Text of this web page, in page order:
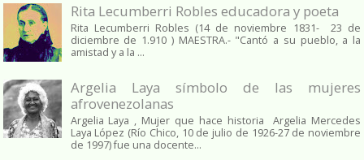
Rita Lecumberri Robles educadora y poeta
Rita Lecumberri Robles (14 de noviembre 1831- 23 de
diciembre de 1.910 ) MAESTRA.- "Cantó a su pueblo, a la
amistad y a la ...
Argelia Laya símbolo de las mujeres
afrovenezolanas
Argelia Laya , Mujer que hace historia Argelia Mercedes
Laya López (Río Chico, 10 de julio de 1926-27 de noviembre
de 1997) fue una docente...